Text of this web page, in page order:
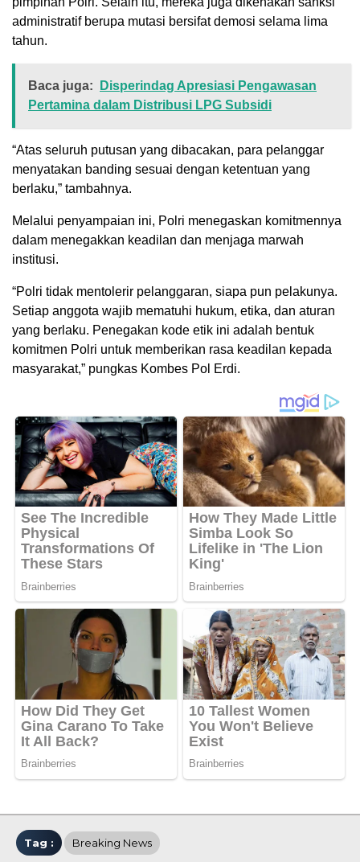
administratif berupa mutasi bersifat demosi selama lima
tahun.
Baca juga:
Disperindag Apresiasi Pengawasan
Pertamina dalam Distribusi LPG Subsidi
“Atas seluruh putusan yang dibacakan, para pelanggar
menyatakan banding sesuai dengan ketentuan yang
berlaku,” tambahnya.
Melalui penyampaian ini, Polri menegaskan komitmennya
dalam menegakkan keadilan dan menjaga marwah
institusi.
“Polri tidak mentolerir pelanggaran, siapa pun pelakunya.
Setiap anggota wajib mematuhi hukum, etika, dan aturan
yang berlaku. Penegakan kode etik ini adalah bentuk
komitmen Polri untuk memberikan rasa keadilan kepada
masyarakat,” pungkas Kombes Pol Erdi.
Tag : Breaking News